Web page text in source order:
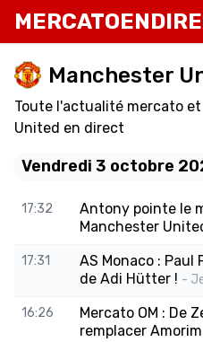
Manchester
Toute l'actualité mercato
United en direct
Vendredi 3 octobre
17:32
Antony pointe le
Manchester
17:31
AS Monaco : Paul
de Adi Hütter ! -
16:26
Mercato OM : De
remplacer